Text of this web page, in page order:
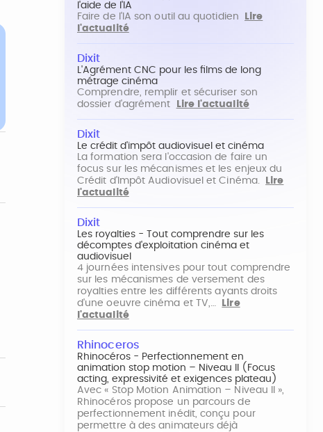
l'aide de l'IA
Faire de l'IA son outil au quotidien
Lire
l'actualité
Dixit
L'Agrément CNC pour les films de long
métrage cinéma
Comprendre, remplir et sécuriser son
dossier d'agrément
Lire l'actualité
Dixit
Le crédit d'impôt audiovisuel et cinéma
La formation sera l'occasion de faire un
focus sur les mécanismes et les enjeux du
Crédit d'Impôt Audiovisuel et Cinéma.
Lire
l'actualité
Dixit
Les royalties - Tout comprendre sur les
décomptes d'exploitation cinéma et
audiovisuel
4 journées intensives pour tout comprendre
sur les mécanismes de versement des
royalties entre les différents ayants droits
d'une oeuvre cinéma et TV,…
Lire
l'actualité
Rhinoceros
Rhinocéros - Perfectionnement en
animation stop motion – Niveau II (Focus
acting, expressivité et exigences plateau)
Avec « Stop Motion Animation – Niveau II »,
Rhinocéros propose un parcours de
perfectionnement inédit, conçu pour
permettre à des animateurs déjà